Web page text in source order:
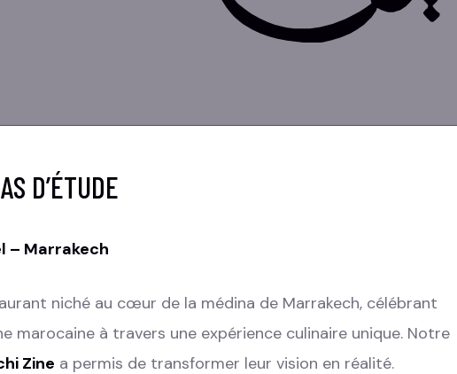
D’ÉTUDE
– Marrakech
niché au cœur de la médina de Marrakech, célébrant
marocaine à travers une expérience culinaire unique. Notre
Zine a permis de transformer leur vision en réalité.